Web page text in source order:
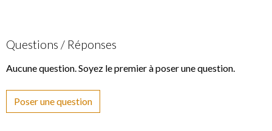
Questions / Réponses
Aucune question. Soyez le premier à poser une question.
Poser une question